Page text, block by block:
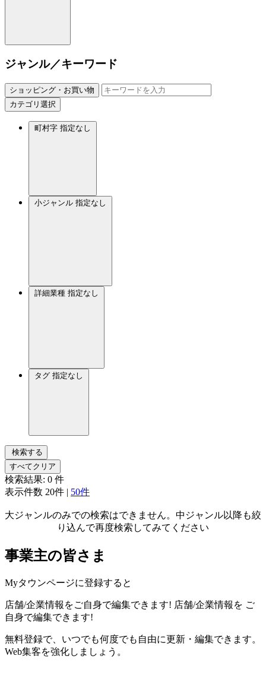
ジャンル／キーワード
ショッピング・お買い物
カテゴリ選択
町村字 指定なし
小ジャンル 指定なし
詳細業種 指定なし
タグ 指定なし
検索する
すべてクリア
検索結果: 0 件
表示件数 20件 | 50件
大ジャンルのみでの検索はできません。中ジャンル以降も絞
り込んで再度検索してみてください
事業主の皆さま
Myタウンページに登録すると
店舗/企業情報をご自身で編集できます! 店舗/企業情報を ご
自身で編集できます!
無料登録で、いつでも何度でも自由に更新・編集できます。
Web集客を強化しましょう。